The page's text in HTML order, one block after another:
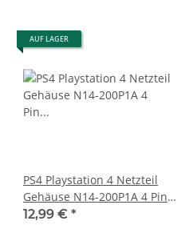
AUF LAGER
PS4 Playstation 4 Netzteil
Gehäuse N14-200P1A 4 Pin
Version - Power Supply
12,99 € *